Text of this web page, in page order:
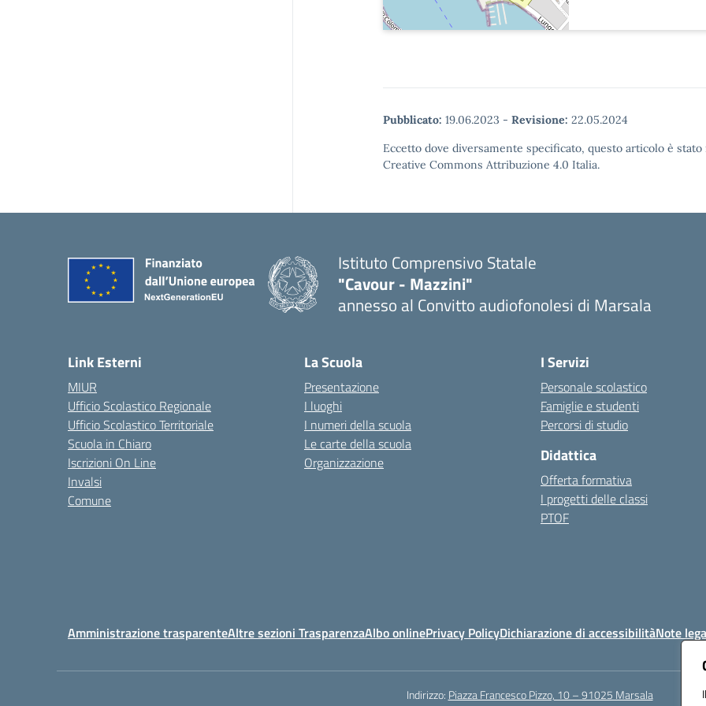
Pubblicato: 19.06.2023 - Revisione: 22.05.2024
Eccetto dove diversamente specificato, questo articolo è
Creative Commons Attribuzione 4.0 Italia.
Istituto Comprensivo Statale
"Cavour - Mazzini"
annesso al Convitto audiofonolesi di Marsala
Link Esterni
MIUR
Ufficio Scolastico Regionale
Ufficio Scolastico Territoriale
Scuola in Chiaro
Iscrizioni On Line
Invalsi
Comune
La Scuola
Presentazione
I luoghi
I numeri della scuola
Le carte della scuola
Organizzazione
I Servizi
Personale scolastico
Famiglie e studenti
Percorsi di studio
Didattica
Offerta formativa
I progetti delle classi
PTOF
Amministrazione trasparenteAltre sezioni TrasparenzaAlbo onlinePrivacy PolicyDichiarazione di accessibilitàNote
Indirizzo: Piazza Francesco Pizzo, 10 – 91025 Marsala